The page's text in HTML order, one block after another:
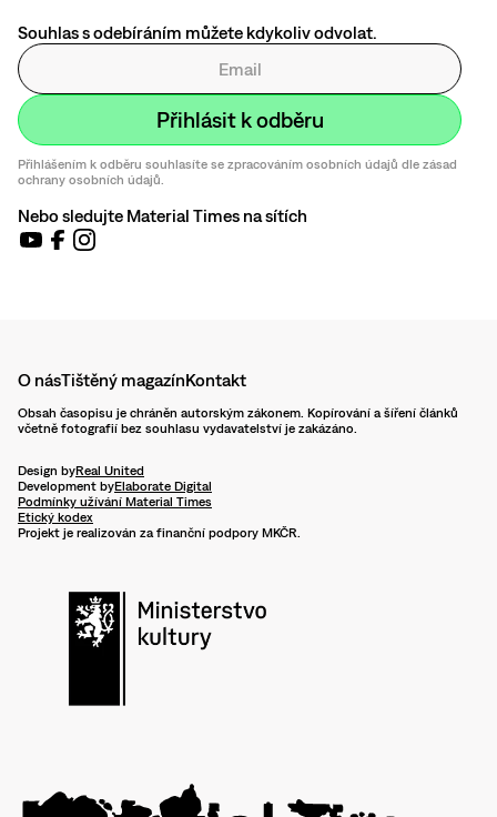
Souhlas s odebíráním můžete kdykoliv odvolat.
Přihlášením k odběru souhlasíte se zpracováním osobních údajů dle zásad
ochrany osobních údajů.
Nebo sledujte Material Times na sítích
O násTištěný magazínKontakt
Obsah časopisu je chráněn autorským zákonem. Kopírování a šíření článků
včetně fotografií bez souhlasu vydavatelství je zakázáno.
Design byReal United
Development byElaborate Digital
Podmínky užívání Material Times
Etický kodex
Projekt je realizován za finanční podpory MKČR.